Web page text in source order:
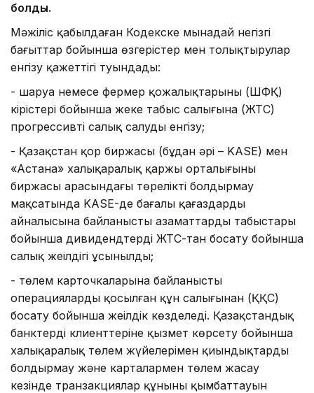
болды.
Мәжіліс қабылдаған Кодекске мынадай негізгі
бағыттар бойынша өзгерістер мен толықтырулар
енгізу қажеттігі туындады:
- шаруа немесе фермер қожалықтарының (ШФҚ)
кірістері бойынша жеке табыс салығына (ЖТС)
прогрессивті салық салуды енгізу;
- Қазақстан қор биржасы (бұдан әрі – KASE) мен
«Астана» халықаралық қаржы орталығының
биржасы арасындағы төрелікті болдырмау
мақсатында KASE-де бағалы қағаздардың
айналысына байланысты азаматтардың табыстары
бойынша дивидендтерді ЖТС-тан босату бойынша
салық жеңілдігі ұсынылды;
- төлем карточкаларына байланысты
операцияларды қосылған құн салығынан (ҚҚС)
босату бойынша жеңілдік көзделеді. Қазақстандық
банктердің клиенттеріне қызмет көрсету бойынша
халықаралық төлем жүйелерімен қиындықтарды
болдырмау және карталармен төлем жасау
кезінде транзакциялар құнының қымбаттауын